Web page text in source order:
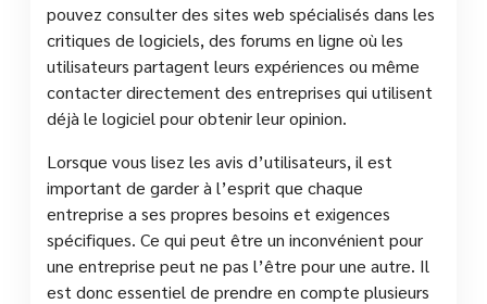
pouvez consulter des sites web spécialisés dans les
critiques de logiciels, des forums en ligne où les
utilisateurs partagent leurs expériences ou même
contacter directement des entreprises qui utilisent
déjà le logiciel pour obtenir leur opinion.
Lorsque vous lisez les avis d’utilisateurs, il est
important de garder à l’esprit que chaque
entreprise a ses propres besoins et exigences
spécifiques. Ce qui peut être un inconvénient pour
une entreprise peut ne pas l’être pour une autre. Il
est donc essentiel de prendre en compte plusieurs